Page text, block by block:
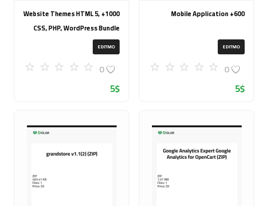
600+ Mobile Application
EDITMO
0
5$
1000+ Website Themes HTML 5,
CSS, PHP, WordPress Bundle
20240917T145511Z 001 (ZIP)
EDITMO
0
5$